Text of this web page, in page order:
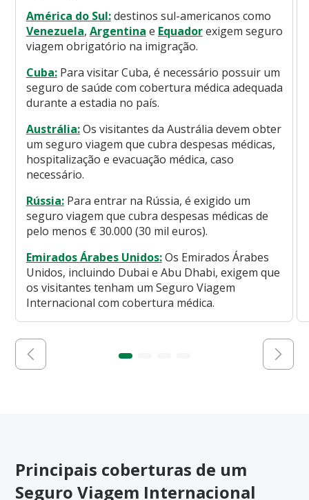
América do Sul:destinos sul-americanos como
Venezuela, Argentina e Equadorexigem seguro
viagem obrigatório na imigração.
Cuba:Para visitar Cuba, é necessário possuir um
seguro de saúde com cobertura médica adequada
durante a estadia no país.
Austrália:Os visitantes da Austrália devem obter
um seguro viagem que cubra despesas médicas,
hospitalização e evacuação médica, caso
necessário.
Rússia:Para entrar na Rússia, é exigido um
seguro viagem que cubra despesas médicas de
pelo menos € 30.000 (30 mil euros).
Emirados Árabes Unidos:Os Emirados Árabes
Unidos, incluindo Dubai e Abu Dhabi, exigem que
os visitantes tenham um Seguro Viagem
Internacional com cobertura médica.
Principais coberturas de um
Seguro Viagem Internacional